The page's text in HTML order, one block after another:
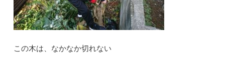
この木は、なかなか切れない